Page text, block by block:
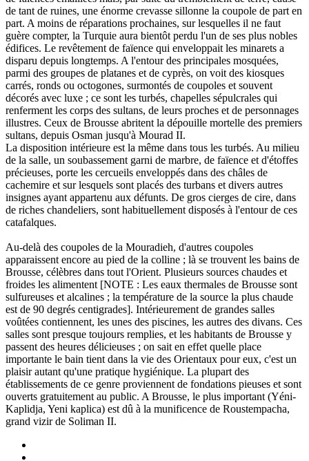
de tant de ruines, une énorme crevasse sillonne la coupole de part en
part. A moins de réparations prochaines, sur lesquelles il ne faut
guère compter, la Turquie aura bientôt perdu l'un de ses plus nobles
édifices. Le revêtement de faïence qui enveloppait les minarets a
disparu depuis longtemps. A l'entour des principales mosquées,
parmi des groupes de platanes et de cyprès, on voit des kiosques
carrés, ronds ou octogones, surmontés de coupoles et souvent
décorés avec luxe ; ce sont les turbés, chapelles sépulcrales qui
renferment les corps des sultans, de leurs proches et de personnages
illustres. Ceux de Brousse abritent la dépouille mortelle des premiers
sultans, depuis Osman jusqu'à Mourad II.
La disposition intérieure est la même dans tous les turbés. Au milieu
de la salle, un soubassement garni de marbre, de faïence et d'étoffes
précieuses, porte les cercueils enveloppés dans des châles de
cachemire et sur lesquels sont placés des turbans et divers autres
insignes ayant appartenu aux défunts. De gros cierges de cire, dans
de riches chandeliers, sont habituellement disposés à l'entour de ces
catafalques.
Au-delà des coupoles de la Mouradieh, d'autres coupoles
apparaissent encore au pied de la colline ; là se trouvent les bains de
Brousse, célèbres dans tout l'Orient. Plusieurs sources chaudes et
froides les alimentent [NOTE : Les eaux thermales de Brousse sont
sulfureuses et alcalines ; la température de la source la plus chaude
est de 90 degrés centigrades]. Intérieurement de grandes salles
voûtées contiennent, les unes des piscines, les autres des divans. Ces
salles sont presque toujours remplies, et les habitants de Brousse y
passent des heures délicieuses ; on sait en effet quelle place
importante le bain tient dans la vie des Orientaux pour eux, c'est un
plaisir autant qu'une pratique hygiénique. La plupart des
établissements de ce genre proviennent de fondations pieuses et sont
ouverts gratuitement au public. A Brousse, le plus important (Yéni-
Kaplidja, Yeni kaplica) est dû à la munificence de Roustempacha,
grand vizir de Soliman II.